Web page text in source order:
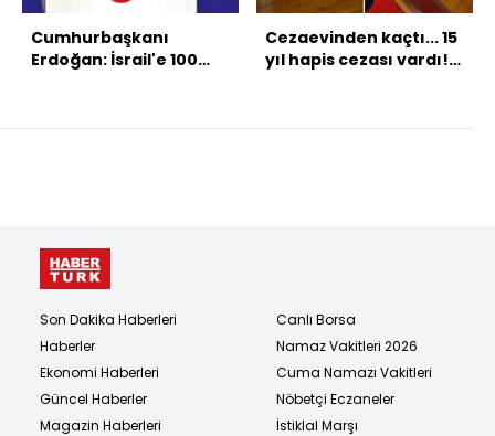
Cumhurbaşkanı
Erdoğan: İsrail'e 100
Cezaevinden kaçtı... 15
yıl hapis cezası vardı!
Son Dakika Haberleri
Haberler
Ekonomi Haberleri
Güncel Haberler
Magazin Haberleri
Canlı Borsa
Namaz Vakitleri 2026
Cuma Namazı Vakitleri
Nöbetçi Eczaneler
İstiklal Marşı